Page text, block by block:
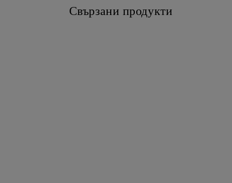
Свързани продукти